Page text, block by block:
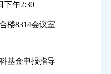
下午2:30
楼8314会议室
基金申报指导